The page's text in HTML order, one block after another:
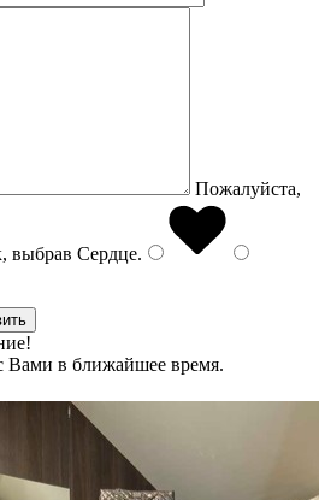
Пожалуйста,
выбрав Сердце.
Вами в ближайшее время.